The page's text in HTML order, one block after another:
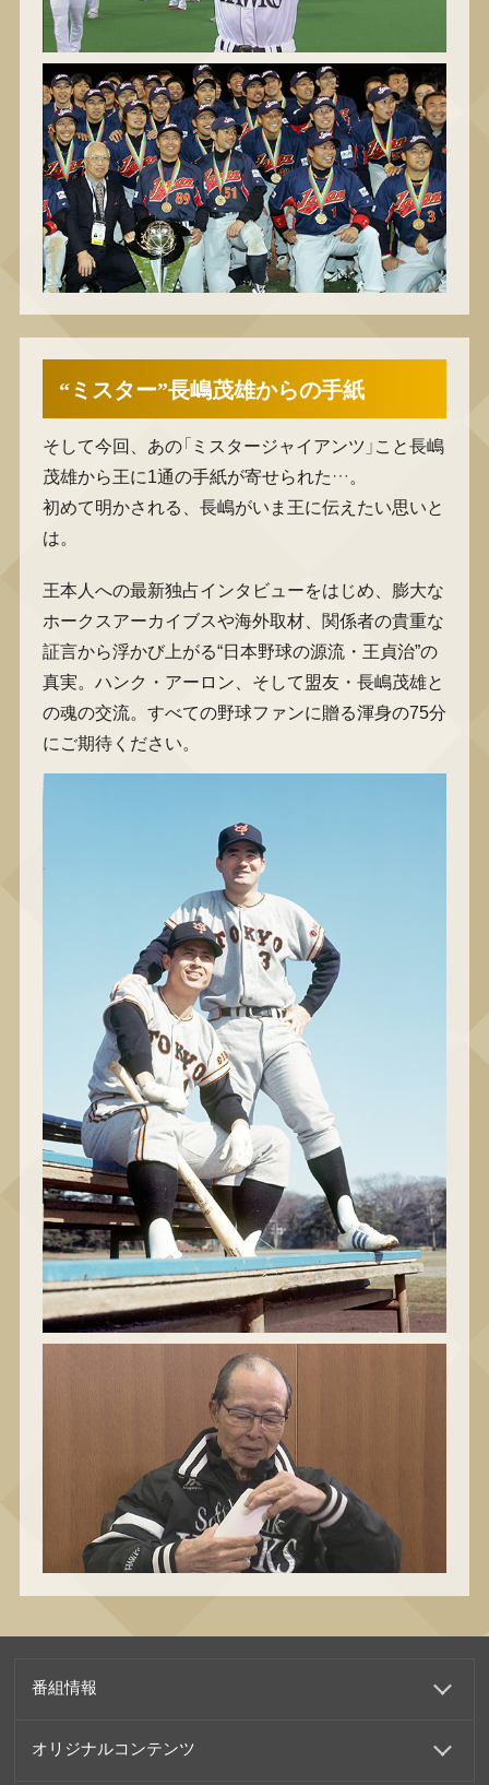
“ミスター”長嶋茂雄からの手紙
そして今回、あの「ミスタージャイアンツ」こと長嶋
茂雄から王に1通の手紙が寄せられた…。
初めて明かされる、長嶋がいま王に伝えたい思いと
は。
王本人への最新独占インタビューをはじめ、膨大な
ホークスアーカイブスや海外取材、関係者の貴重な
証言から浮かび上がる“日本野球の源流・王貞治”の
真実。ハンク・アーロン、そして盟友・長嶋茂雄と
の魂の交流。すべての野球ファンに贈る渾身の75分
にご期待ください。
番組情報
オリジナルコンテンツ